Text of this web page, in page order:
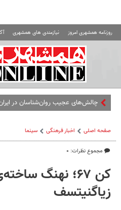
روزنامه همشهری امروز نیازمندی های همشهری
چالش‌های عجیب روان‌شناسان در ایران؛
صفحه اصلی اخبار فرهنگی سینما
مجموع نظرات: ۰
کن ۶۷؛ نهنگ
زیاگنیتسف